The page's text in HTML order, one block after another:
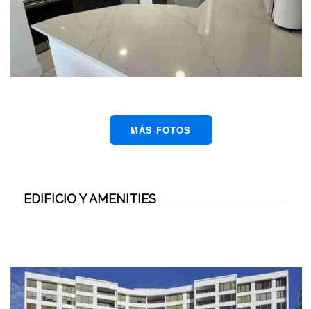
MÁS FOTOS
EDIFICIO Y AMENITIES